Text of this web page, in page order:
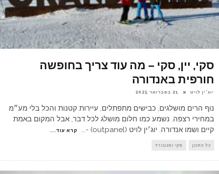
סקי, יין, סקי – מה עוד צריך בחופשה
חורפית באנדורה
יוג'ין לויט 21 בפברואר 2025
נוף הרים מושלגים, כבישים מתפתלים, עיירות קטנות והכל בלי מע״מ
במחירי רצפה. נשמע כמו חלום מושלג לכל דבר, אבל המקום באמת
קיים ושמו אנדורה. יוג׳ין לויט (outpanel) -
... קרא עוד...
כל התוכן סקי וסנובורד